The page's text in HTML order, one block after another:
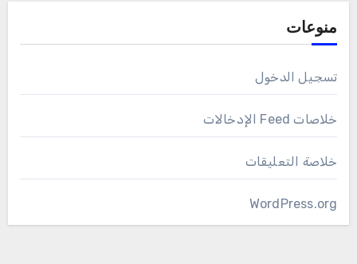
منوعات
تسجيل الدخول
خلاصات Feed الإدخالات
خلاصة التعليقات
WordPress.org